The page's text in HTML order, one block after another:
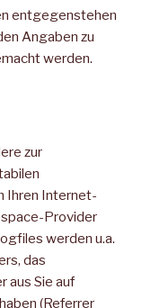
entgegenstehen
Angaben zu
werden.
zur
Ihren Internet-
Provider
werden u.a.
das
aus Sie auf
(Referrer